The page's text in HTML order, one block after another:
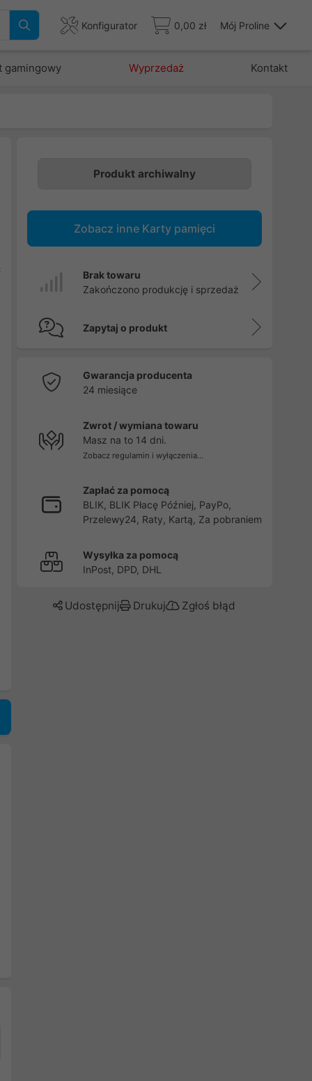
Konfigurator 0,00 zł Mój Proline
gamingowy Wyprzedaż Kontakt
Produkt archiwalny
Zobacz inne Karty pamięci
Brak towaru
Zakończono produkcję i sprzedaż
Zapytaj o produkt
Gwarancja producenta
24 miesiące
Zwrot / wymiana towaru
Masz na to 14 dni.
Zobacz regulamin i wyłączenia...
Zapłać za pomocą
BLIK, BLIK Płacę Później, PayPo,
Przelewy24, Raty, Kartą, Za pobraniem
Wysyłka za pomocą
InPost, DPD, DHL
Udostępnij Drukuj Zgłoś błąd